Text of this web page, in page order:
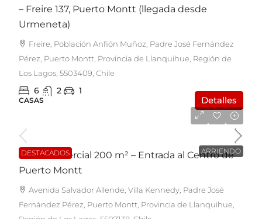
– Freire 137, Puerto Montt (llegada desde
Urmeneta)
Freire, Población Anfión Muñoz, Padre José Fernández
Pérez, Puerto Montt, Provincia de Llanquihue, Región de
Los Lagos, 5503409, Chile
6 2 1
CASAS Detalles
DESTACADOS ARRIENDO
Local Comercial 200 m² – Entrada al Centro de
Puerto Montt
Avenida Salvador Allende, Villa Kennedy, Padre José
Fernández Pérez, Puerto Montt, Provincia de Llanquihue,